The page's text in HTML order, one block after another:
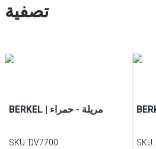
تصفية
BERKEL | مريلة - حمراء
SKU: DV7700
SKU: